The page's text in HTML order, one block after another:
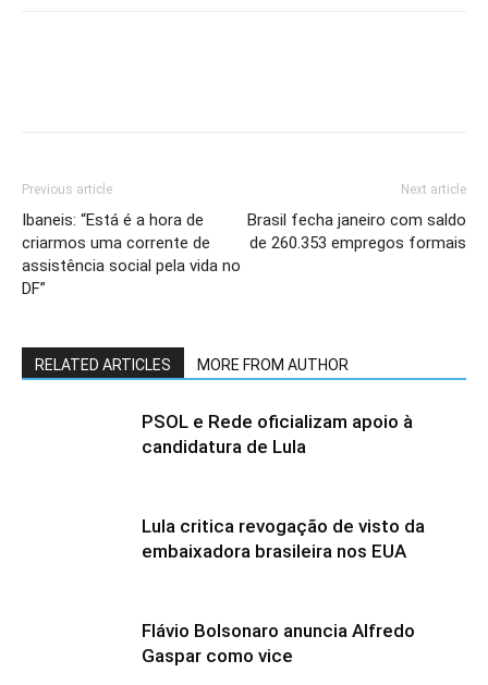
Previous article
Ibaneis: “Está é a hora de
criarmos uma corrente de
assistência social pela vida no
DF”
Next article
Brasil fecha janeiro com saldo
de 260.353 empregos formais
RELATED ARTICLES MORE FROM AUTHOR
PSOL e Rede oficializam apoio à
candidatura de Lula
Lula critica revogação de visto da
embaixadora brasileira nos EUA
Flávio Bolsonaro anuncia Alfredo
Gaspar como vice